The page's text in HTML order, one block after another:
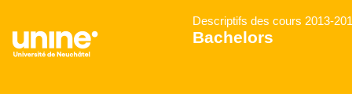
Descriptifs des cours 2013-
Bachelors